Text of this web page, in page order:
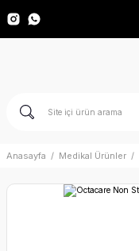
Anasayfa Medikal Ürünler